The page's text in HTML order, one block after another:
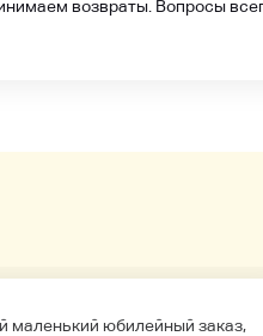
возвраты. Вопросы
маленький юбилейный заказ,